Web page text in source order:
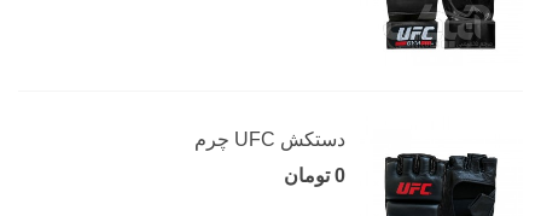
دستکش UFC چرم
0 تومان